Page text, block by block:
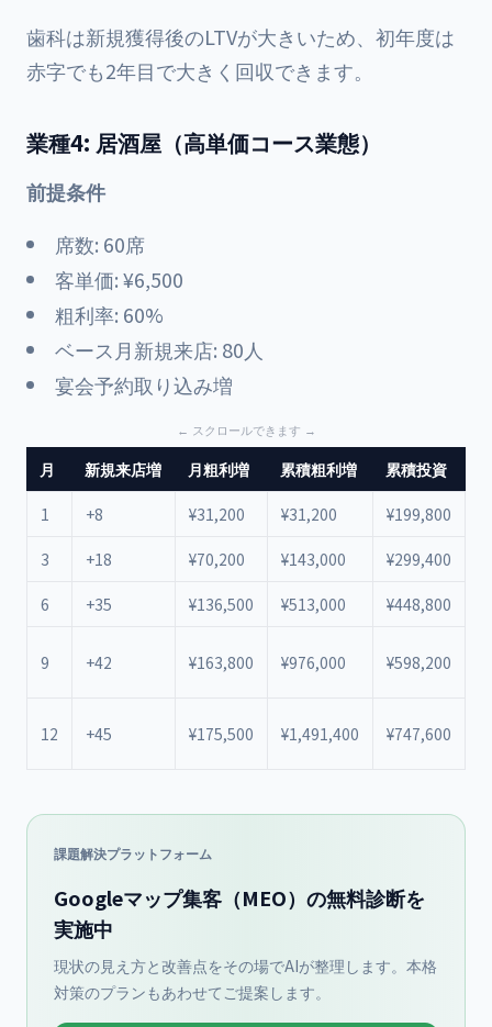
歯科は新規獲得後のLTVが大きいため、初年度は
赤字でも2年目で大きく回収できます。
業種4: 居酒屋（高単価コース業態）
前提条件
席数: 60席
客単価: ¥6,500
粗利率: 60%
ベース月新規来店: 80人
宴会予約取り込み増
月 新規来店増 月粗利増 累積粗利増 累積投資
1 +8 ¥31,200 ¥31,200 ¥199,800
3 +18 ¥70,200 ¥143,000 ¥299,400
6 +35 ¥136,500 ¥513,000 ¥448,800
9 +42 ¥163,800 ¥976,000 ¥598,200
12 +45 ¥175,500 ¥1,491,400 ¥747,600
課題解決プラットフォーム
Googleマップ集客（MEO）の無料診断を
実施中
現状の見え方と改善点をその場でAIが整理します。本格
対策のプランもあわせてご提案します。